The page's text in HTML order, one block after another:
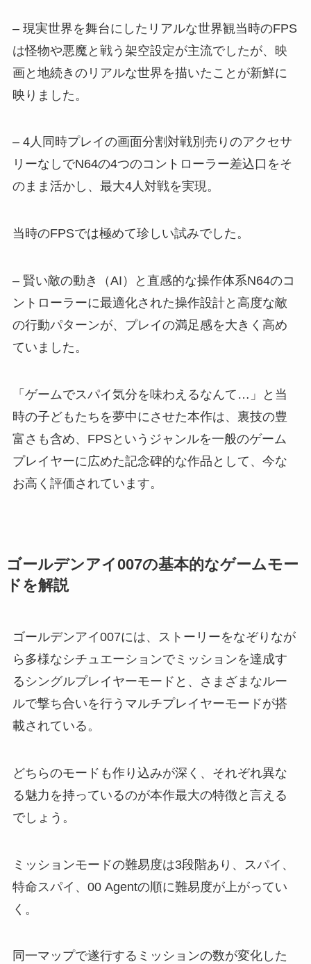
– 現実世界を舞台にしたリアルな世界観当時のFPS
は怪物や悪魔と戦う架空設定が主流でしたが、映
画と地続きのリアルな世界を描いたことが新鮮に
映りました。
– 4人同時プレイの画面分割対戦別売りのアクセサ
リーなしでN64の4つのコントローラー差込口をそ
のまま活かし、最大4人対戦を実現。
当時のFPSでは極めて珍しい試みでした。
– 賢い敵の動き（AI）と直感的な操作体系N64のコ
ントローラーに最適化された操作設計と高度な敵
の行動パターンが、プレイの満足感を大きく高め
ていました。
「ゲームでスパイ気分を味わえるなんて…」と当
時の子どもたちを夢中にさせた本作は、裏技の豊
富さも含め、FPSというジャンルを一般のゲーム
プレイヤーに広めた記念碑的な作品として、今な
お高く評価されています。
ゴールデンアイ007の基本的なゲームモー
ドを解説
ゴールデンアイ007には、ストーリーをなぞりなが
ら多様なシチュエーションでミッションを達成す
るシングルプレイヤーモードと、さまざまなルー
ルで撃ち合いを行うマルチプレイヤーモードが搭
載されている。
どちらのモードも作り込みが深く、それぞれ異な
る魅力を持っているのが本作最大の特徴と言える
でしょう。
ミッションモードの難易度は3段階あり、スパイ、
特命スパイ、00 Agentの順に難易度が上がってい
く。
同一マップで遂行するミッションの数が変化した